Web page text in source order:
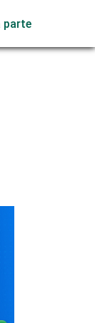
parte